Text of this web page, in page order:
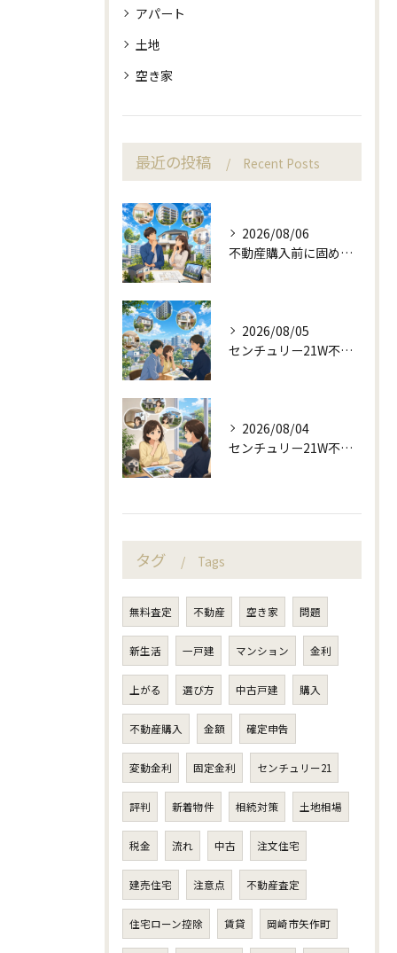
アパート
土地
空き家
最近の投稿 Recent Posts
2026/08/06
不動産購入前に固める資金計画と住み替え判断
2026/08/05
センチュリー21W不動産販売と町目線の不動産相談
2026/08/04
センチュリー21W不動産販売と不動産売却の査定失敗例
タグ Tags
無料査定 不動産 空き家 問題
新生活 一戸建 マンション 金利
上がる 選び方 中古戸建 購入
不動産購入 金額 確定申告
変動金利 固定金利 センチュリー21
評判 新着物件 相続対策 土地相場
税金 流れ 中古 注文住宅
建売住宅 注意点 不動産査定
住宅ローン控除 賃貸 岡崎市矢作町